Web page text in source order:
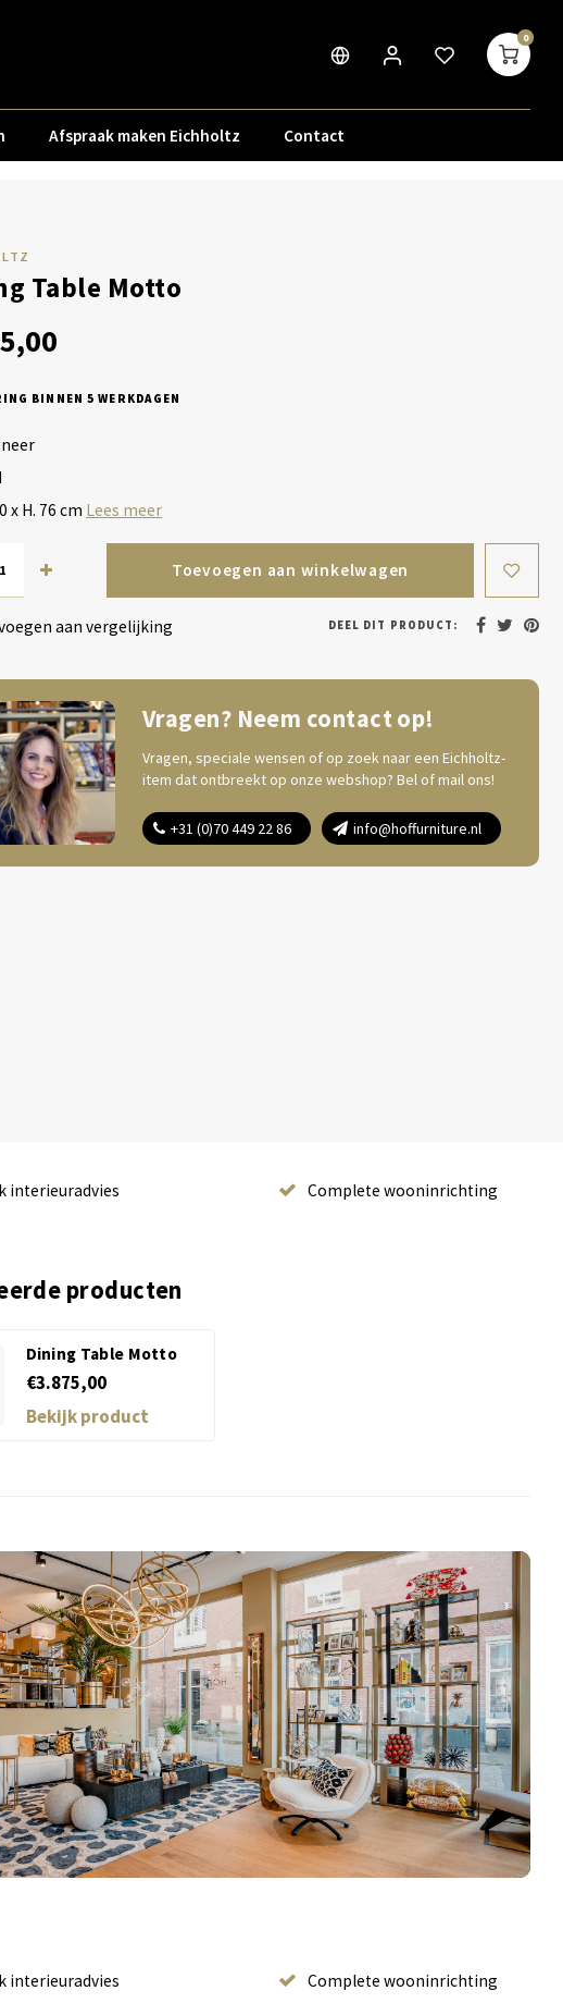
0
Afspraak maken Eichholtz Contact
Table Motto
BINNEN 5 WERKDAGEN
x H. 76 cm Lees meer
Toevoegen aan winkelwagen
aan vergelijking DEEL DIT PRODUCT:
Vragen? Neem contact op!
Vragen, speciale wensen of op zoek naar een Eichholtz-
item dat ontbreekt op onze webshop? Bel of mail ons!
+31 (0)70 449 22 86 info@hoffurniture.nl
interieuradvies Complete wooninrichting
producten
Dining Table Motto
€3.875,00
Bekijk product
interieuradvies Complete wooninrichting